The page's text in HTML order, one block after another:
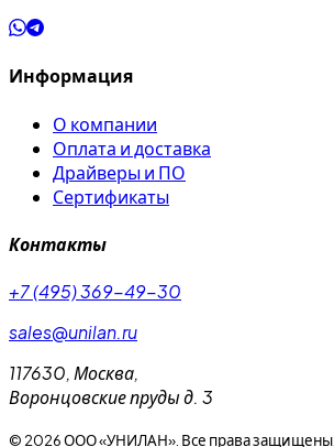
Информация
О компании
Оплата и доставка
Драйверы и ПО
Сертификаты
Контакты
+7 (495) 369-49-30
sales@unilan.ru
117630, Москва,
Воронцовские пруды д. 3
© 2026ООО «УНИЛАН». Все права защищены.